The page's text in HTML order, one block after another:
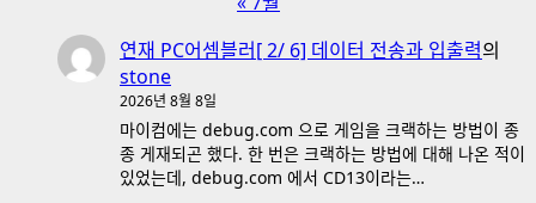
연재 PC어셈블러[ 2/ 6] 데이터 전송과 입출력의
stone
2026년 8월 8일
마이컴에는 debug.com 으로 게임을 크랙하는 방법이 종
종 게재되곤 했다. 한 번은 크랙하는 방법에 대해 나온 적이
있었는데, debug.com 에서 CD13이라는…